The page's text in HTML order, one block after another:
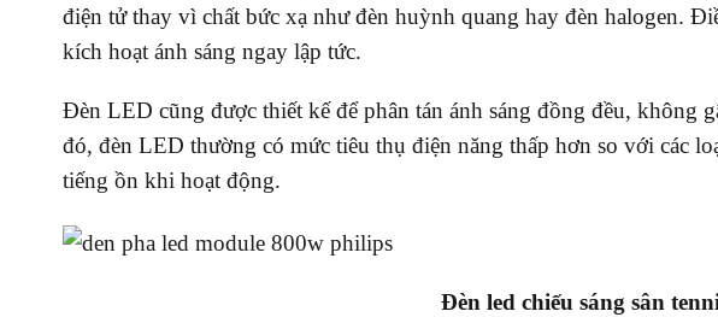
điện tử thay vì chất bức xạ như đèn huỳnh quang hay đèn halogen.
kích hoạt ánh sáng ngay lập tức.
Đèn LED cũng được thiết kế để phân tán ánh sáng đồng đều, không
đó, đèn LED thường có mức tiêu thụ điện năng thấp hơn so với các
tiếng ồn khi hoạt động.
Đèn led chiếu sáng sân